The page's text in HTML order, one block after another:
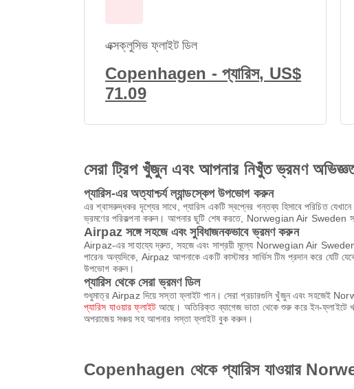
এক্সক্লুসিভ ফ্লাইট ডিল
Copenhagen - প্যারিস, US$
71.09
সেরা ট্রিপ খুঁজুন এবং আপনার নিখুঁত ভ্রমণ
প্যারিস-এর অত্যাশ্চর্য ল্যান্ডস্কেপ উপভোগ করুন
এর শ্বাসরুদ্ধকর দৃশ্যের সাথে, প্যারিস একটি স্বপ্নের গন্তব্য হিসাবে পরিচিত
ভ্রমণের পরিকল্পনা করুন। আপনার ছুটি শেষ করতে, Norwegian Air Sweden
Airpaz সঙ্গে সহজে এবং সুবিধাজনকভাবে ভ্রমণ করুন
Airpaz-এর সাহায্যে দ্রুত, সহজে এবং সাশ্রয়ী মূল্যে Norwegian Air Sweden
পারেন৷ অন্যদিকে, Airpaz আপনাকে একটি কাস্টমার সার্ভিস টিম প্রদান করে যেটি
উপভোগ করুন।
প্যারিস থেকে সেরা ভ্রমণ ডিল
শুধুমাত্র Airpaz দিয়ে সস্তা ফ্লাইট পান। সেরা প্রচারগুলি খুঁজুন এবং সহজেই
প্যারিস যাওয়ার ফ্লাইটআছে। অতিরিক্ত ব্যাগেজ ভাতা থেকে শুরু করে ইন-ফ্লাইটে
অপরাজেয় সঞ্চয় সহ আপনার সস্তা ফ্লাইট বুক করুন।
Copenhagen থেকে প্যারিস যাওয়ার